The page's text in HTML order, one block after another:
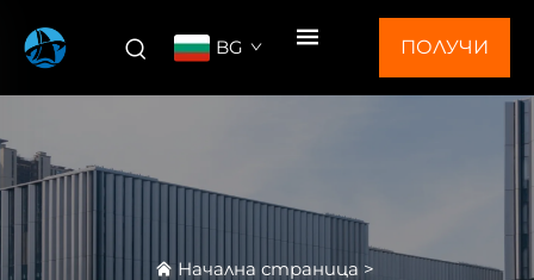
BG ПОЛУЧИ
Начална страница >